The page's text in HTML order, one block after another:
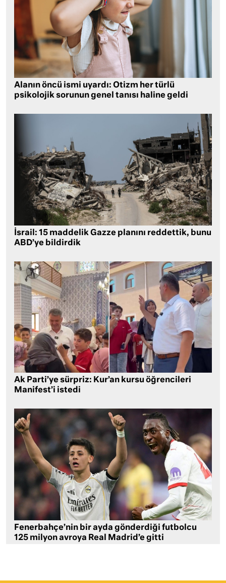
Alanın öncü ismi uyardı: Otizm her türlü
psikolojik sorunun genel tanısı haline geldi
İsrail: 15 maddelik Gazze planını reddettik, bunu
ABD’ye bildirdik
Ak Parti’ye sürpriz: Kur’an kursu öğrencileri
Manifest’i istedi
Fenerbahçe’nin bir ayda gönderdiği futbolcu
125 milyon avroya Real Madrid’e gitti